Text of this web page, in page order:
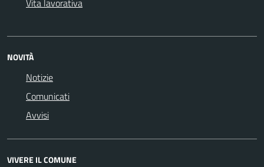
Vita lavorativa
NOVITÀ
Notizie
Comunicati
Avvisi
VIVERE IL COMUNE